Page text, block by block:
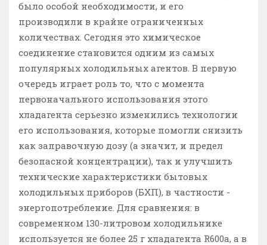
было особой необходимости, и его
производили в крайне ограниченных
количествах. Сегодня это химическое
соединение становится одним из самых
популярных холодильных агентов. В первую
очередь играет роль то, что с момента
первоначального использования этого
хладагента серьезно изменились технологии
его использования, которые помогли снизить
как заправочную дозу (а значит, и предел
безопасной концентрации), так и улучшить
технические характеристики бытовых
холодильных приборов (БХП), в частности -
энергопотребление. Для сравнения: в
современном 130-литровом холодильнике
используется не более 25 г хладагента R600a, а в